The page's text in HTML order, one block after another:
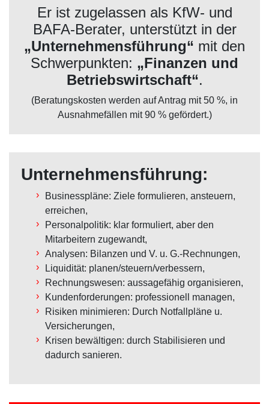
Er ist zugelassen als KfW- und
BAFA-Berater, unterstützt in der
„Unternehmensführung“ mit den
Schwerpunkten: „Finanzen und
Betriebswirtschaft“.
(Beratungskosten werden auf Antrag mit 50 %, in
Ausnahmefällen mit 90 % gefördert.)
Unternehmensführung:
Businesspläne: Ziele formulieren, ansteuern,
erreichen,
Personalpolitik: klar formuliert, aber den
Mitarbeitern zugewandt,
Analysen: Bilanzen und V. u. G.-Rechnungen,
Liquidität: planen/steuern/verbessern,
Rechnungswesen: aussagefähig organisieren,
Kundenforderungen: professionell managen,
Risiken minimieren: Durch Notfallpläne u.
Versicherungen,
Krisen bewältigen: durch Stabilisieren und
dadurch sanieren.